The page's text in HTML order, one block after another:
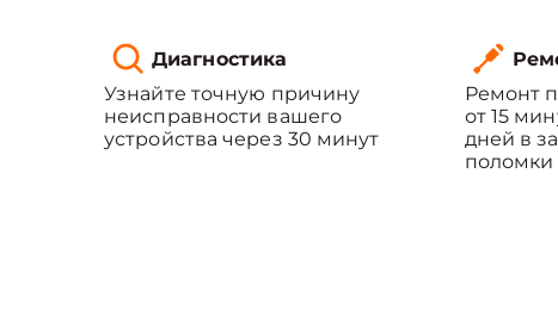
Диагностика
Узнайте точную причину
неисправности вашего
устройства через 30 минут
Ремонт
от 15
дней в
поломки